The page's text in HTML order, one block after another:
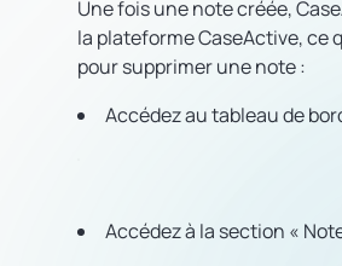
Une fois une note créée,
la plateforme CaseActive, ce
pour supprimer une note :
Accédez au tableau de
Accédez à la section «